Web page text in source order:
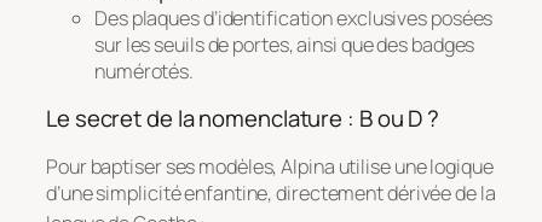
Des plaques d’identification exclusives posées
sur les seuils de portes, ainsi que des badges
numérotés.
Le secret de la nomenclature : B ou D ?
Pour baptiser ses modèles, Alpina utilise une logique
d’une simplicité enfantine, directement dérivée de la